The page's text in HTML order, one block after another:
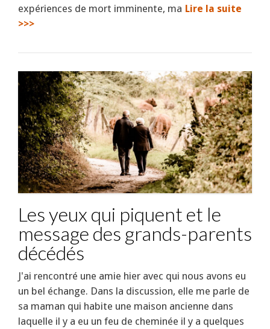
expériences de mort imminente, ma Lire la suite
>>>
Les yeux qui piquent et le
message des grands-parents
décédés
J'ai rencontré une amie hier avec qui nous avons eu
un bel échange. Dans la discussion, elle me parle de
sa maman qui habite une maison ancienne dans
laquelle il y a eu un feu de cheminée il y a quelques